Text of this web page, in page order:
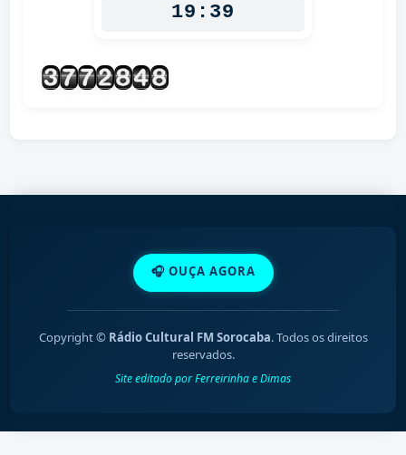
19:39
🎧 OUÇA AGORA
Copyright © Rádio Cultural FM Sorocaba. Todos os direitos
reservados.
Site editado por Ferreirinha e Dimas